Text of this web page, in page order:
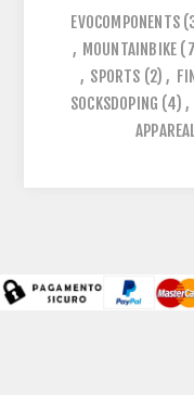
EVOCOMPONENTS
, MOUNTAINBIKE
, SPORTS (2) ,
SOCKSDOPING (4) ,